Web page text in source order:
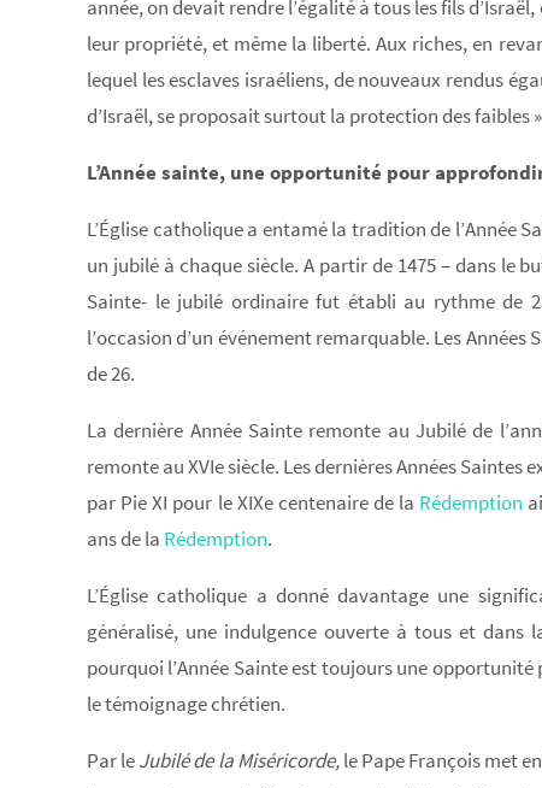
année, on devait rendre l’égalité à tous les fils
leur propriété, et même la liberté. Aux riches, en
lequel les esclaves israéliens, de nouveaux rendus
d’Israël, se proposait surtout la protection des faibles
L’Année sainte, une opportunité pour
L’Église catholique a entamé la tradition de l’Année
un jubilé à chaque siècle. A partir de 1475 – dans le
Sainte- le jubilé ordinaire fut établi au rythme de
l’occasion d’un événement remarquable. Les
de 26.
La dernière Année Sainte remonte au Jubilé de
remonte au XVIe siècle. Les dernières Années
par Pie XI pour le XIXe centenaire de la Rédemption
ans de la Rédemption.
L’Église catholique a donné davantage une
généralisé, une indulgence ouverte à tous et dans
pourquoi l’Année Sainte est toujours une
le témoignage chrétien.
Par leJubilé de la Miséricorde,le Pape François met